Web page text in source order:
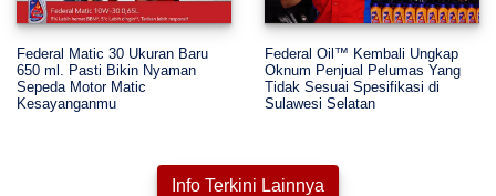
Federal Matic 30 Ukuran Baru
650 ml. Pasti Bikin Nyaman
Sepeda Motor Matic
Kesayanganmu
Federal Oil™ Kembali Ungkap
Oknum Penjual Pelumas Yang
Tidak Sesuai Spesifikasi di
Sulawesi Selatan
Info Terkini Lainnya